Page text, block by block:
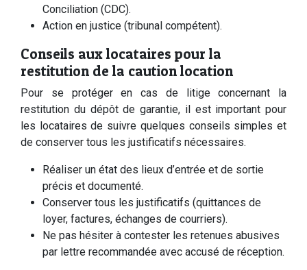
Conciliation (CDC).
Action en justice (tribunal compétent).
Conseils aux locataires pour la
restitution de la caution location
Pour se protéger en cas de litige concernant la
restitution du dépôt de garantie, il est important pour
les locataires de suivre quelques conseils simples et
de conserver tous les justificatifs nécessaires.
Réaliser un état des lieux d’entrée et de sortie
précis et documenté.
Conserver tous les justificatifs (quittances de
loyer, factures, échanges de courriers).
Ne pas hésiter à contester les retenues abusives
par lettre recommandée avec accusé de réception.